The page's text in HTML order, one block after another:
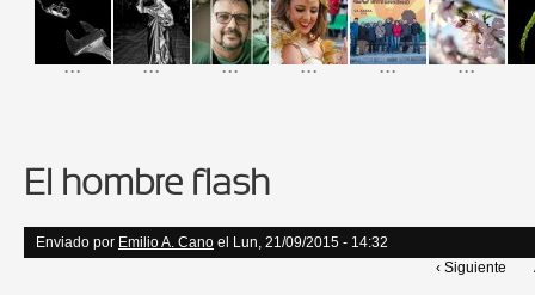
... ... ... ... ... ...
El hombre flash
Enviado por Emilio A. Cano el Lun, 21/09/2015 - 14:32
‹ Siguiente